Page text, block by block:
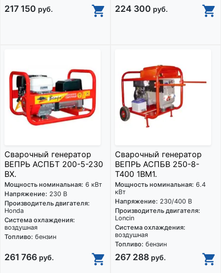
217 150 руб. 224 300 руб.
Сварочный генератор
ВЕПРЬ АСПБТ 200-5-230
ВХ.
Мощность номинальная: 6 кВт
Напряжение: 230 В
Производитель двигателя:
Honda
Система охлаждения:
воздушная
Топливо: бензин
261 766 руб.
Сварочный генератор
ВЕПРЬ АСПБВ 250-8-
Т400 1ВМ1.
Мощность номинальная: 6.4
кВт
Напряжение: 230/400 В
Производитель двигателя:
Loncin
Система охлаждения:
воздушная
Топливо: бензин
267 288 руб.